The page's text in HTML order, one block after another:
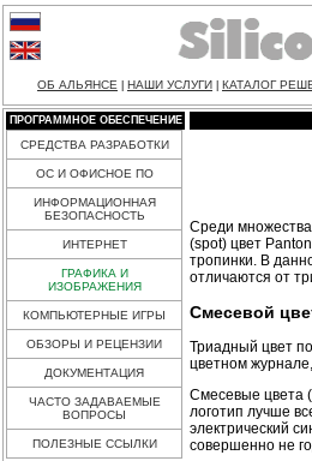
ОБ АЛЬЯНСЕ НАШИ УСЛУГИ КАТАЛОГ
ПРОГРАММНОЕ ОБЕСПЕЧЕНИЕ
СРЕДСТВА РАЗРАБОТКИ
ОС И ОФИСНОЕ ПО
ИНФОРМАЦИОННАЯ
БЕЗОПАСНОСТЬ
ИНТЕРНЕТ
ГРАФИКА И
ИЗОБРАЖЕНИЯ
КОМПЬЮТЕРНЫЕ ИГРЫ
ОБЗОРЫ И РЕЦЕНЗИИ
ДОКУМЕНТАЦИЯ
ЧАСТО ЗАДАВАЕМЫЕ
ВОПРОСЫ
ПОЛЕЗНЫЕ ССЫЛКИ
Среди
(spot) цвет
тропинки. В
отличаются от
Смесевой
Триадный цвет
цветном
Смесевые цвета
логотип лучше
электрический
совершенно не